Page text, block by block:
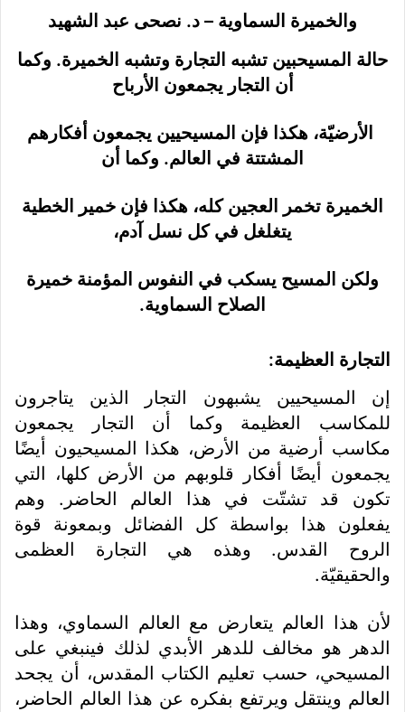
والخميرة السماوية – د. نصحى عبد الشهيد
حالة المسيحبين تشبه التجارة وتشبه الخميرة. وكما
أن التجار يجمعون الأرباح
الأرضيّة، هكذا فإن المسيحيين يجمعون أفكارهم
المشتتة في العالم. وكما أن
الخميرة تخمر العجين كله، هكذا فإن خمير الخطية
يتغلغل في كل نسل آدم،
ولكن المسيح يسكب في النفوس المؤمنة خميرة
الصلاح السماوية.
التجارة العظيمة:
إن المسيحيين يشبهون التجار الذين يتاجرون
للمكاسب العظيمة وكما أن التجار يجمعون
مكاسب أرضية من الأرض، هكذا المسيحيون أيضًا
يجمعون أيضًا أفكار قلوبهم من الأرض كلها، التي
تكون قد تشتّت في هذا العالم الحاضر. وهم
يفعلون هذا بواسطة كل الفضائل وبمعونة قوة
الروح القدس. وهذه هي التجارة العظمى
والحقيقيّة.
لأن هذا العالم يتعارض مع العالم السماوي، وهذا
الدهر هو مخالف للدهر الأبدي لذلك فينبغي على
المسيحي، حسب تعليم الكتاب المقدس، أن يجحد
العالم وينتقل ويرتفع بفكره عن هذا العالم الحاضر،